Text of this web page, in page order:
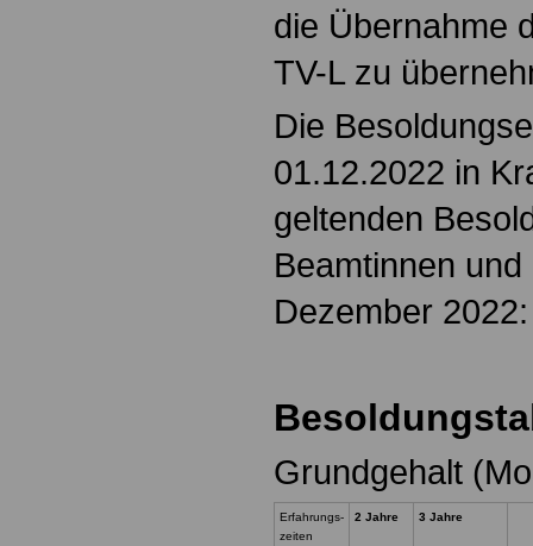
die Übernahme
TV-L zu
Die
01.12.2022 in
geltenden
Beamtinnen
Dezember 2022:
Grundgehalt
Erfahrungs-
zeiten
2 Jahre 3 Jahre